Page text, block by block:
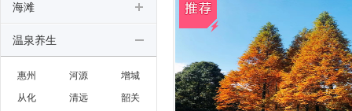
海滩
温泉养生
惠州 河源
增城
从化
清远
韶关